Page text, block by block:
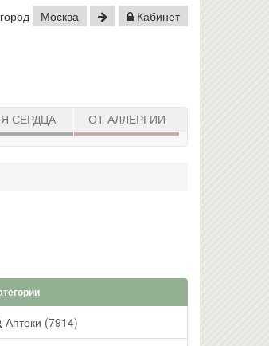
Москва Кабинет
СЕРДЦА ОТ АЛЛЕРГИИ
Аптеки (7914)